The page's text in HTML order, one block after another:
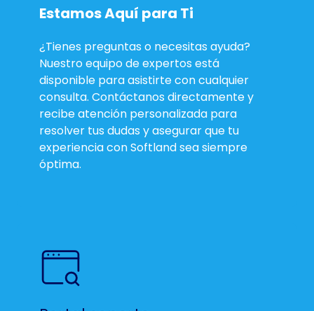
Estamos Aquí para Ti
¿Tienes preguntas o necesitas ayuda?
Nuestro equipo de expertos está
disponible para asistirte con cualquier
consulta. Contáctanos directamente y
recibe atención personalizada para
resolver tus dudas y asegurar que tu
experiencia con Softland sea siempre
óptima.